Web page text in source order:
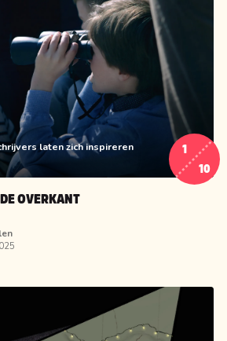
laten zich inspireren
1
10
OVERKANT